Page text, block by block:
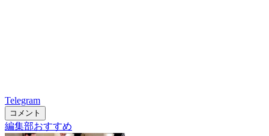
Telegram
コメント
編集部おすすめ